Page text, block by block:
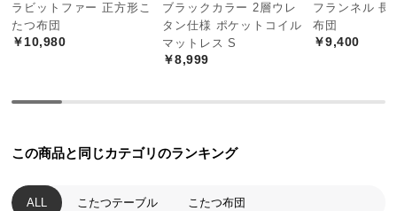
品
の
に
て
開
ラビットファー 正方形こ
たつ布団
￥10,980
ブラックカラー 2層ウレ
タン仕様 ポケットコイル
マットレス S
￥8,999
フランネル 長
布団
￥9,400
この商品と同じカテゴリのランキング
ALL こたつテーブル こたつ布団